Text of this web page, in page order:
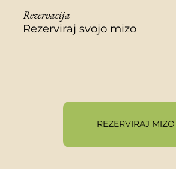
Rezervacija
Rezerviraj svojo mizo
REZERVIRAJ MIZO